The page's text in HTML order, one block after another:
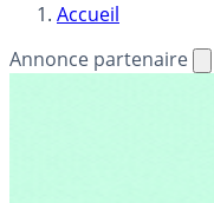
Accueil
Annonce partenaire